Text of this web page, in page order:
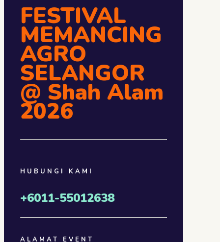
FESTIVAL
MEMANCING
AGRO
SELANGOR
@ Shah Alam
2026
HUBUNGI KAMI
+6011-55012638
ALAMAT EVENT